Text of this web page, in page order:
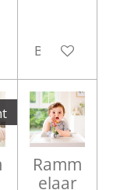
Bekijk
Ramm
elaar